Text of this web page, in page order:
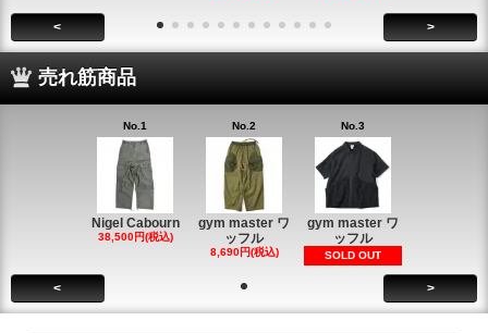
< >
売れ筋商品
No.1
Nigel Cabourn
38,500円(税込)
No.2
gym master ワ
ッフル
8,690円(税込)
No.3
gym master ワ
ッフル
SOLD OUT
< >